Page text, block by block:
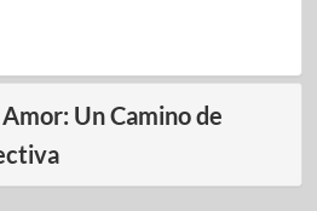
Un Camino de